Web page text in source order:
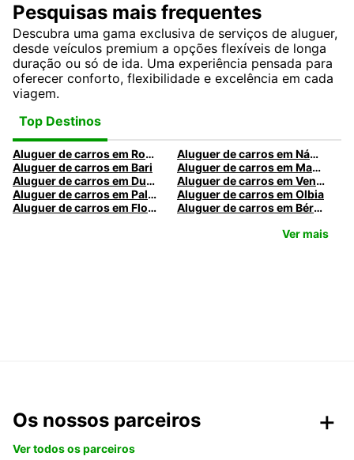
Pesquisas mais frequentes
Descubra uma gama exclusiva de serviços de aluguer,
desde veículos premium a opções flexíveis de longa
duração ou só de ida. Uma experiência pensada para
oferecer conforto, flexibilidade e excelência em cada
viagem.
Top Destinos
Aluguer de carros em Roma
Aluguer de carros em Nápoles
Aluguer de carros em Bari
Aluguer de carros em Madrid
Aluguer de carros em Dublin
Aluguer de carros em Veneza
Aluguer de carros em Palermo
Aluguer de carros em Olbia
Aluguer de carros em Florença
Aluguer de carros em Bérgamo
Ver mais
Os nossos parceiros
Ver todos os parceiros